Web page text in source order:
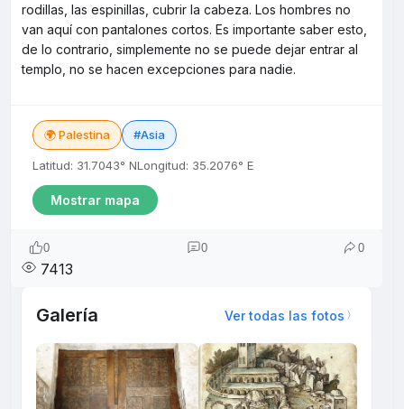
rodillas, las espinillas, cubrir la cabeza. Los hombres no
van aquí con pantalones cortos. Es importante saber esto,
de lo contrario, simplemente no se puede dejar entrar al
templo, no se hacen excepciones para nadie.
🌍 Palestina #Asia
Latitud: 31.7043° NLongitud: 35.2076° E
Mostrar mapa
0 0 0
7413
Galería Ver todas las fotos